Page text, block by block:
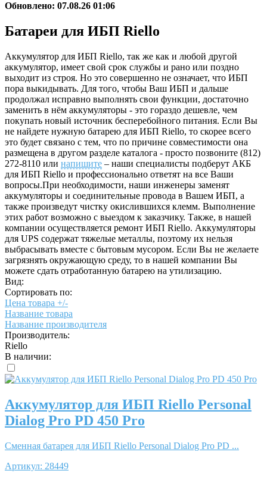
Обновлено: 07.08.26 01:06
Батареи для ИБП Riello
Аккумулятор для ИБП Riello, так же как и любой другой
аккумулятор, имеет свой срок службы и рано или поздно
выходит из строя. Но это совершенно не означает, что ИБП
пора выкидывать. Для того, чтобы Ваш ИБП и дальше
продолжал исправно выполнять свои функции, достаточно
заменить в нём аккумуляторы - это гораздо дешевле, чем
покупать новый источник бесперебойного питания. Если Вы
не найдете нужную батарею для ИБП Riello, то скорее всего
это будет связано с тем, что по причине совместимости она
размещена в другом разделе каталога - просто позвоните (812)
272-8110 или напишите – наши специалисты подберут АКБ
для ИБП Riello и профессионально ответят на все Ваши
вопросы.При необходимости, наши инженеры заменят
аккумуляторы и соединительные провода в Вашем ИБП, а
также произведут чистку окислившихся клемм. Выполнение
этих работ возможно с выездом к заказчику. Также, в нашей
компании осуществляется ремонт ИБП Riello. Аккумуляторы
для UPS содержат тяжелые металлы, поэтому их нельзя
выбрасывать вместе с бытовым мусором. Если Вы не желаете
загрязнять окружающую среду, то в нашей компании Вы
можете сдать отработанную батарею на утилизацию.
Вид:
Сортировать по:
Цена товара +/-
Название товара
Название производителя
Производитель:
Riello
В наличии:
Аккумулятор для ИБП Riello Personal
Dialog Pro PD 450 Pro
Сменная батарея для ИБП Riello Personal Dialog Pro PD ...
Артикул: 28449